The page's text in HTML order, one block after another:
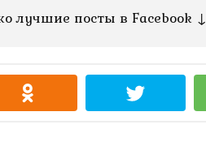
лучшие посты в Facebook ↓